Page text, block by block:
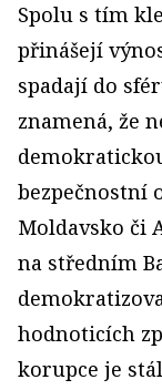
Spolu s tím
přinášejí
spadají do
znamená, že
bezpečnostní
Moldavsko či
na středním
hodnoticích
korupce je